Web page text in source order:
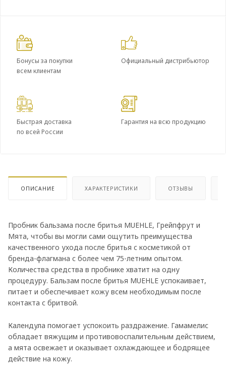
Бонусы за покупки
всем клиентам
Официальный дистрибьютор
Быстрая доставка
по всей России
Гарантия на всю продукцию
ОПИСАНИЕ ХАРАКТЕРИСТИКИ ОТЗЫВЫ
Пробник бальзама после бритья MUEHLE, Грейпфрут и
Мята, чтобы вы могли сами ощутить преимущества
качественного ухода после бритья с косметикой от
бренда-флагмана с более чем 75-летним опытом.
Количества средства в пробнике хватит на одну
процедуру. Бальзам после бритья MUEHLE успокаивает,
питает и обеспечивает кожу всем необходимым после
контакта с бритвой.
Календула помогает успокоить раздражение. Гамамелис
обладает вяжущим и противовоспалительным действием,
а мята освежает и оказывает охлаждающее и бодрящее
действие на кожу.